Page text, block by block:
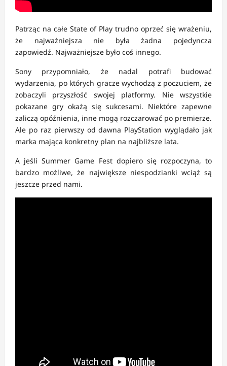
Patrząc na całe State of Play trudno oprzeć się wrażeniu,
że najważniejsza nie była żadna pojedyncza
zapowiedź. Najważniejsze było coś innego.
Sony przypomniało, że nadal potrafi budować
wydarzenia, po których gracze wychodzą z poczuciem, że
zobaczyli przyszłość swojej platformy. Nie wszystkie
pokazane gry okażą się sukcesami. Niektóre zapewne
zaliczą opóźnienia, inne mogą rozczarować po premierze.
Ale po raz pierwszy od dawna PlayStation wyglądało jak
marka mająca konkretny plan na najbliższe lata.
A jeśli Summer Game Fest dopiero się rozpoczyna, to
bardzo możliwe, że największe niespodzianki wciąż są
jeszcze przed nami.